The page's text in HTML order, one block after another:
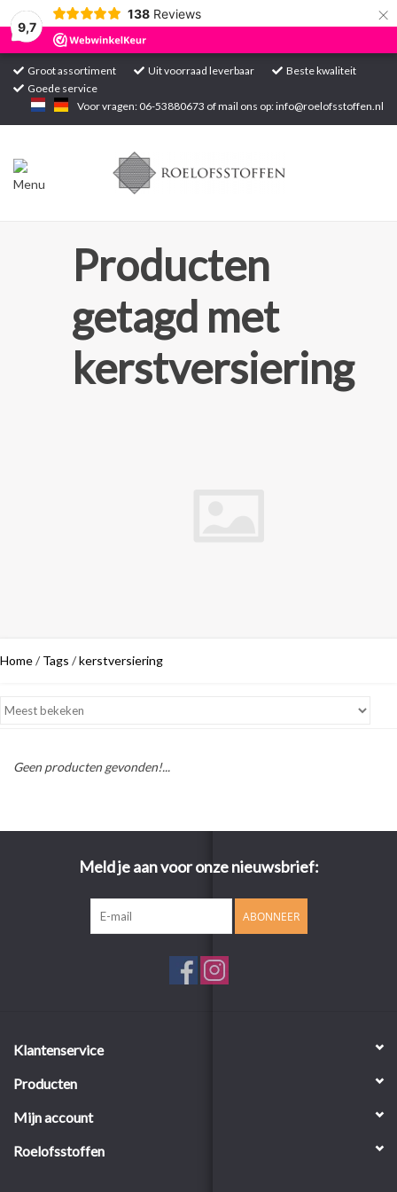
9,7
138 Reviews ×
Groot assortiment Uit voorraad leverbaar
Beste kwaliteit
Goede service
Voor vragen: 06-53880673 of mail ons op:info@roelofsstoffen.nl
Home
Producten
getagd met
kerstversiering
Home/ Tags /kerstversiering
Geen producten gevonden!...
Meld je aan voor onze nieuwsbrief:
ABONNEER
Klantenservice
Producten
Mijn account
Roelofsstoffen